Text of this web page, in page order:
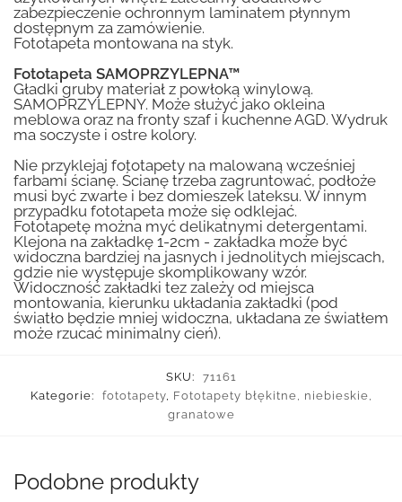
zabezpieczenie ochronnym laminatem płynnym
dostępnym za zamówienie.
Fototapeta montowana na styk.
Fototapeta SAMOPRZYLEPNA™
Gładki gruby materiał z powłoką winylową.
SAMOPRZYLEPNY. Może służyć jako okleina
meblowa oraz na fronty szaf i kuchenne AGD. Wydruk
ma soczyste i ostre kolory.
Nie przyklejaj fototapety na malowaną wcześniej
farbami ścianę. Ścianę trzeba zagruntować, podłoże
musi być zwarte i bez domieszek lateksu. W innym
przypadku fototapeta może się odklejać.
Fototapetę można myć delikatnymi detergentami.
Klejona na zakładkę 1-2cm - zakładka może być
widoczna bardziej na jasnych i jednolitych miejscach,
gdzie nie występuje skomplikowany wzór.
Widoczność zakładki tez zależy od miejsca
montowania, kierunku układania zakładki (pod
światło będzie mniej widoczna, układana ze światłem
może rzucać minimalny cień).
SKU:
71161
Kategorie:
fototapety, Fototapety błękitne, niebieskie,
granatowe
Podobne produkty